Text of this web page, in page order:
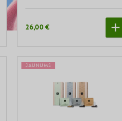
26,00 €
JAUNUMS